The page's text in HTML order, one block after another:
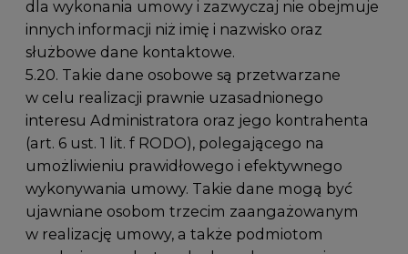
dla wykonania umowy i zazwyczaj nie obejmuje
innych informacji niż imię i nazwisko oraz
służbowe dane kontaktowe.
5.20. Takie dane osobowe są przetwarzane
w celu realizacji prawnie uzasadnionego
interesu Administratora oraz jego kontrahenta
(art. 6 ust. 1 lit. f RODO), polegającego na
umożliwieniu prawidłowego i efektywnego
wykonywania umowy. Takie dane mogą być
ujawniane osobom trzecim zaangażowanym
w realizację umowy, a także podmiotom